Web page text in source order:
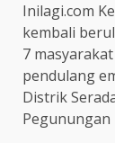
Inilagi.com
kembali
7
pendulang
Distrik
Pegunungan